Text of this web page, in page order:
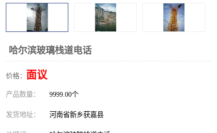
哈尔滨玻璃栈道电话
价格： 面议
产品数量： 9999.00个
发货地址： 河南省新乡获嘉县
拓展器材 丛林穿越设备
玻璃栈道